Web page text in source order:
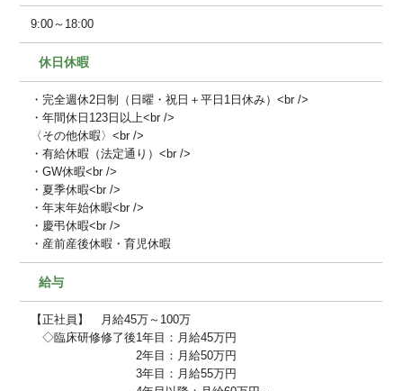
9:00～18:00
休日休暇
・完全週休2日制（日曜・祝日＋平日1日休み）<br />
・年間休日123日以上<br />
〈その他休暇〉<br />
・有給休暇（法定通り）<br />
・GW休暇<br />
・夏季休暇<br />
・年末年始休暇<br />
・慶弔休暇<br />
・産前産後休暇・育児休暇
給与
【正社員】 月給45万～100万
◇臨床研修修了後1年目：月給45万円
2年目：月給50万円
3年目：月給55万円